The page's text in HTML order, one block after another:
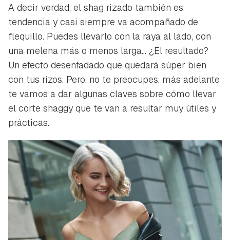
A decir verdad, el shag rizado también es
tendencia y casi siempre va acompañado de
flequillo. Puedes llevarlo con la raya al lado, con
una melena más o menos larga... ¿El resultado?
Un efecto desenfadado que quedará súper bien
con tus rizos. Pero, no te preocupes, más adelante
te vamos a dar algunas claves sobre cómo llevar
el corte shaggy que te van a resultar muy útiles y
prácticas.